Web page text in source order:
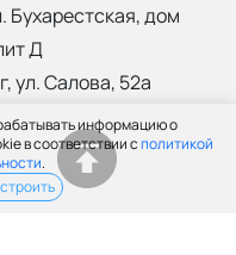
информацию о
в соответствии сполитикой
.
Бухарестская, дом
Д
ул. Салова, 52а
91